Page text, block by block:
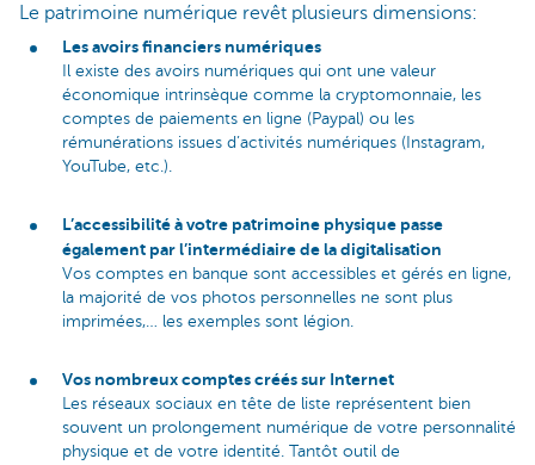
Le patrimoine numérique revêt plusieurs dimensions:
Les avoirs financiers numériques
Il existe des avoirs numériques qui ont une valeur
économique intrinsèque comme la cryptomonnaie, les
comptes de paiements en ligne (Paypal) ou les
rémunérations issues d’activités numériques (Instagram,
YouTube, etc.).
L’accessibilité à votre patrimoine physique passe
également par l’intermédiaire de la digitalisation
Vos comptes en banque sont accessibles et gérés en ligne,
la majorité de vos photos personnelles ne sont plus
imprimées,… les exemples sont légion.
Vos nombreux comptes créés sur Internet
Les réseaux sociaux en tête de liste représentent bien
souvent un prolongement numérique de votre personnalité
physique et de votre identité. Tantôt outil de